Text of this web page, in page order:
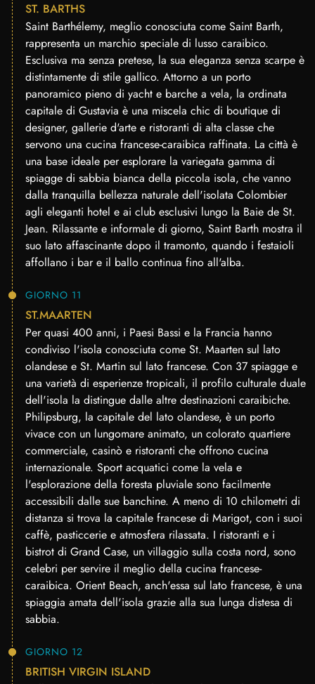
ST. BARTHS
Saint Barthélemy, meglio conosciuta come Saint Barth,
rappresenta un marchio speciale di lusso caraibico.
Esclusiva ma senza pretese, la sua eleganza senza scarpe è
distintamente di stile gallico. Attorno a un porto
panoramico pieno di yacht e barche a vela, la ordinata
capitale di Gustavia è una miscela chic di boutique di
designer, gallerie d'arte e ristoranti di alta classe che
servono una cucina francese-caraibica raffinata. La città è
una base ideale per esplorare la variegata gamma di
spiagge di sabbia bianca della piccola isola, che vanno
dalla tranquilla bellezza naturale dell'isolata Colombier
agli eleganti hotel e ai club esclusivi lungo la Baie de St.
Jean. Rilassante e informale di giorno, Saint Barth mostra il
suo lato affascinante dopo il tramonto, quando i festaioli
affollano i bar e il ballo continua fino all'alba.
GIORNO 11
ST.MAARTEN
Per quasi 400 anni, i Paesi Bassi e la Francia hanno
condiviso l'isola conosciuta come St. Maarten sul lato
olandese e St. Martin sul lato francese. Con 37 spiagge e
una varietà di esperienze tropicali, il profilo culturale duale
dell'isola la distingue dalle altre destinazioni caraibiche.
Philipsburg, la capitale del lato olandese, è un porto
vivace con un lungomare animato, un colorato quartiere
commerciale, casinò e ristoranti che offrono cucina
internazionale. Sport acquatici come la vela e
l'esplorazione della foresta pluviale sono facilmente
accessibili dalle sue banchine. A meno di 10 chilometri di
distanza si trova la capitale francese di Marigot, con i suoi
caffè, pasticcerie e atmosfera rilassata. I ristoranti e i
bistrot di Grand Case, un villaggio sulla costa nord, sono
celebri per servire il meglio della cucina francese-
caraibica. Orient Beach, anch'essa sul lato francese, è una
spiaggia amata dell'isola grazie alla sua lunga distesa di
sabbia.
GIORNO 12
BRITISH VIRGIN ISLAND